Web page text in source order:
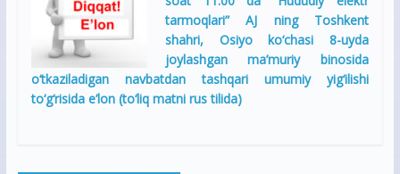
tarmoqlari” AJ ning Toshkent
shahri, Osiyo ko‘chasi 8-uyda
joylashgan ma’muriy binosida
o‘tkaziladigan navbatdan tashqari umumiy yig‘ilishi
to‘g‘risida e’lon (to‘liq matni rus tilida)